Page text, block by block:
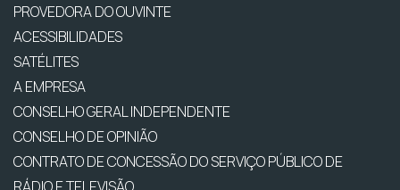
PROVEDORA DO OUVINTE
ACESSIBILIDADES
SATÉLITES
A EMPRESA
CONSELHO GERAL INDEPENDENTE
CONSELHO DE OPINIÃO
CONTRATO DE CONCESSÃO DO SERVIÇO PÚBLICO DE